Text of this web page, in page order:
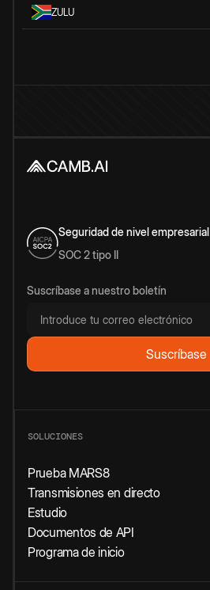
ZULU
Seguridad de nivel empresarial
SOC 2 tipo II
Suscríbase a nuestro boletín
SOLUCIONES
Prueba MARS8
Transmisiones en directo
Estudio
Documentos de API
Programa de inicio